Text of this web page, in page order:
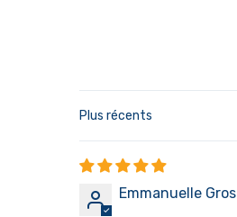
Sort by
Emmanuelle Gros